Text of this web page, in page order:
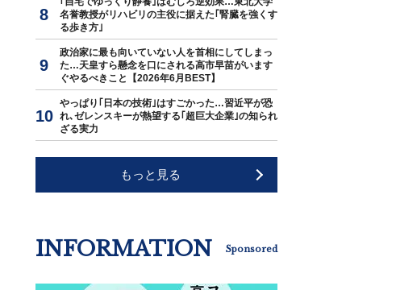
名誉教授がリハビリの主役に据えた｢腎臓を強くす
る歩き方｣
政治家に最も向いていない人を首相にしてしまっ
た…天皇すら懸念を口にされる高市早苗がいます
ぐやるべきこと【2026年6月BEST】
やっぱり｢日本の技術｣はすごかった…習近平が恐
れ､ゼレンスキーが熱望する｢超巨大企業｣の知られ
ざる実力
もっと見る
INFORMATION Sponsored